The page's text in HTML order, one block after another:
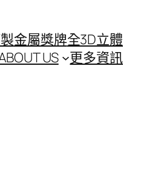
金屬獎牌全3D立體
US 更多資訊